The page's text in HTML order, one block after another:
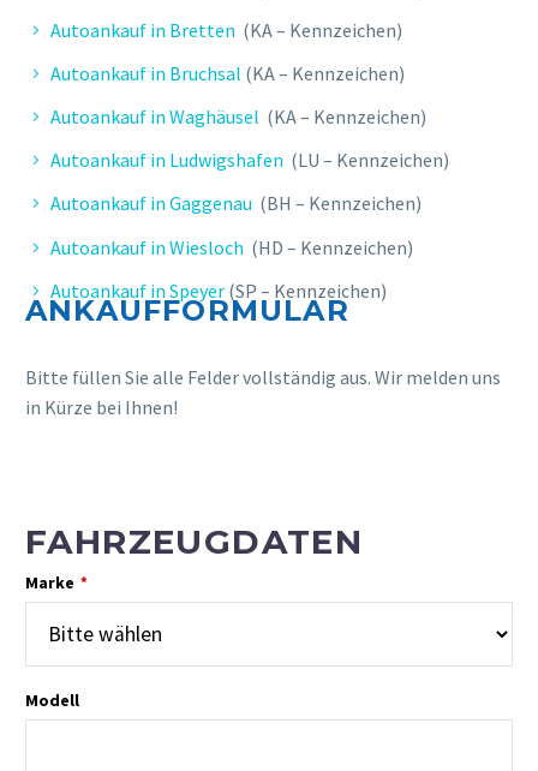
Autoankauf in Bretten (KA – Kennzeichen)
Autoankauf in Bruchsal (KA – Kennzeichen)
Autoankauf in Waghäusel (KA – Kennzeichen)
Autoankauf in Ludwigshafen (LU – Kennzeichen)
Autoankauf in Gaggenau (BH – Kennzeichen)
Autoankauf in Wiesloch (HD – Kennzeichen)
Autoankauf in Speyer (SP – Kennzeichen)
ANKAUFFORMULAR
Bitte füllen Sie alle Felder vollständig aus. Wir melden uns
in Kürze bei Ihnen!
FAHRZEUGDATEN
Marke *
Modell